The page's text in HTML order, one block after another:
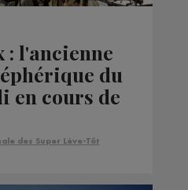
: l'ancienne
du
en cours de
des Super Lève-Tôt